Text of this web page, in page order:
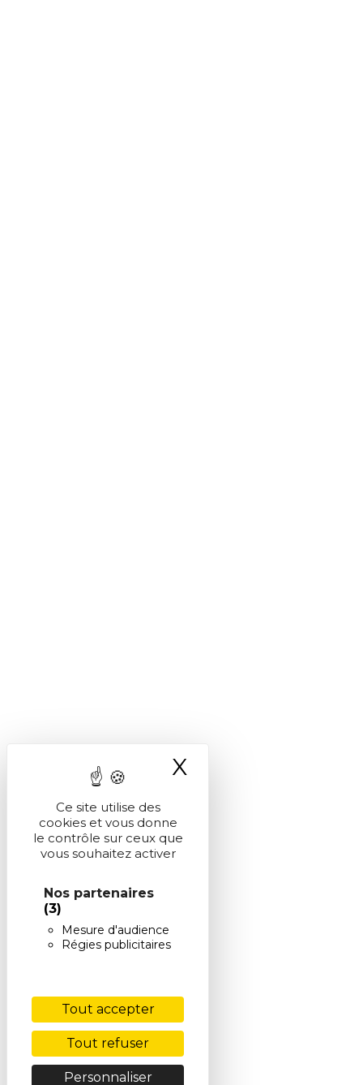
Ce site utilise des
cookies et vous donne
le contrôle sur ceux que
vous souhaitez activer
Nos partenaires
(3)
Mesure d'audience
Régies publicitaires
Tout accepter
Tout refuser
Personnaliser
X